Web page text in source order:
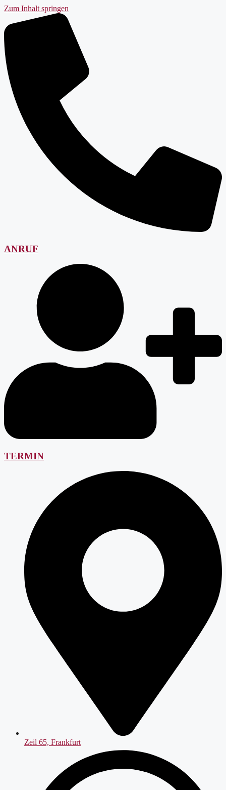
Zum Inhalt springen
ANRUF
TERMIN
Zeil 65, Frankfurt